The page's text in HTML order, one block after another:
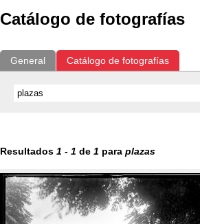
Catálogo de fotografías
General Catálogo de fotografías
Resultados 1 - 1 de 1 para plazas